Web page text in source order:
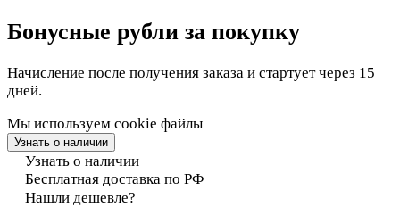
Бонусные рубли за покупку
Начисление после получения заказа и стартует через 15
дней.
Мы используем cookie файлы
Узнать о наличии
Узнать о наличии
Бесплатная доставка по РФ
Нашли дешевле?